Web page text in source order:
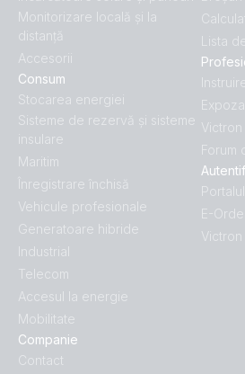
Monitorizare locală și la
distanță
Accesorii
Consum
Stocarea energiei
Sisteme de rezervă și sisteme
insulare
Maritim
Înregistrare închisă
Vehicule profesionale
Generatoare hibride
Industrial
Telecom
Accesul la energie
Mobilitate
Companie
Contact
Lista
Forum
E-